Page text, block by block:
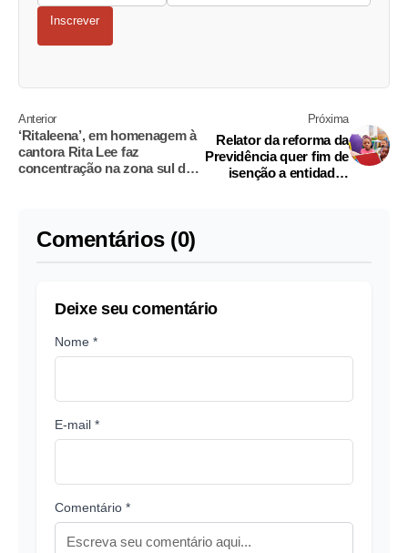
Inscrever
Anterior
‘Ritaleena’, em homenagem à
cantora Rita Lee faz
concentração na zona sul de
Próxima
Relator da reforma da
Previdência quer fim de
isenção a entidades
Comentários (0)
Deixe seu comentário
Nome *
E-mail *
Comentário *